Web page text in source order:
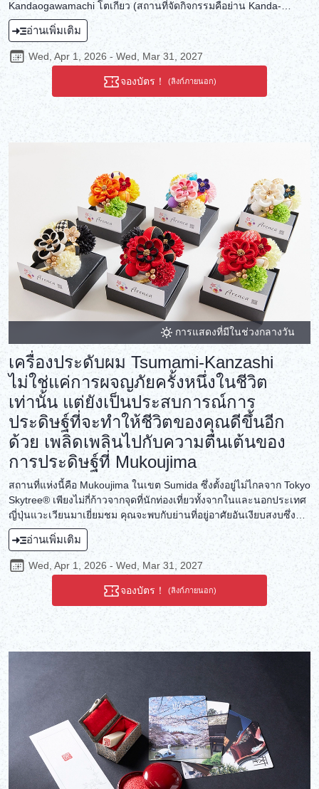
Kandaogawamachi โตเกียว (สถานที่จัดกิจกรรมคือย่าน Kanda-
Jinbocho) ตราประทับถูกใช้เป็นเครื่องมือในการรับรองมาตั้งแต่สมัย
โบราณ และยังเป็นวิธีการสำคัญในการแสดงเจตนาส่วนบุคคลของ
บุคคลอีกด้วย คุณสามารถสร้างผลงานศิลปะชิ้นเอกของคุณเองได้โดย
ใช้ตราประทับที่แกะสลักด้วยมือของคุณเองเพื่อประทับจดหมายภาพซึ่ง
เขียนด้วยลายมือของคุณเอง นับเป็นงานศิลปะชิ้นพิเศษที่มีเพียงหนึ่ง
เดียวในโลก การใช้เวลาในการสร้างตราประทับและจดหมายภาพที่เต็ม
ไปด้วยความคิดและความหวังส่วนตัวของคุณเป็นช่วงเวลาอันหรูหรา
ท่ามกลางความเงียบสงบที่สัมผัสได้เฉพาะที่นี่เท่านั้น
อ่านเพิ่มเติม
Wed, Apr 1, 2026 - Wed, Mar 31, 2027
จองบัตร！ (ลิงก์ภายนอก)
การแสดงที่มีในช่วงกลางวัน
เครื่องประดับผม Tsumami-Kanzashi
ไม่ใช่แค่การผจญภัยครั้งหนึ่งในชีวิต
เท่านั้น แต่ยังเป็นประสบการณ์การ
ประดิษฐ์ที่จะทำให้ชีวิตของคุณดีขึ้นอีก
ด้วย เพลิดเพลินไปกับความตื่นเต้นของ
การประดิษฐ์ที่ Mukoujima
สถานที่แห่งนี้คือ Mukoujima ในเขต Sumida ซึ่งตั้งอยู่ไม่ไกลจาก Tokyo
Skytree® เพียงไม่กี่ก้าวจากจุดที่นักท่องเที่ยวทั้งจากในและนอกประเทศ
ญี่ปุ่นแวะเวียนมาเยี่ยมชม คุณจะพบกับย่านที่อยู่อาศัยอันเงียบสงบซึ่ง
คุณจะได้พบกับ Kanzashi Sugino ที่นี่ คุณจะได้สัมผัสกับกิจกรรมการทำ
เครื่องประดับผม Tsumami-Kanzashi ซึ่งเป็นประเพณีที่สืบทอดมาตั้งแต่
สมัยเอโดะ คุณสามารถเพิ่มเครื่องประดับผม Tsumami-Kanzashi ที่เป็น
เอกลักษณ์ของคุณเองลงในแบรนด์ Arenca ดั้งเดิมของ Kanzashi
Sugino เพื่อสร้างผลิตภัณฑ์ที่มีชิ้นเดียวในโลก นอกจากจะสวมใส่เป็น
คันซาชิ (เครื่องประดับผม) ในวันเฉลิมฉลองพิเศษแล้ว คุณยังสามารถ
นำกลับบ้านในกรอบรูป Arenca ดั้งเดิมได้อีกด้วย ทำให้กลายเป็นของ
ตกแต่งภายในที่จะทำให้พื้นที่อยู่อาศัยของคุณสดใสขึ้นทุกวัน
อ่านเพิ่มเติม
Wed, Apr 1, 2026 - Wed, Mar 31, 2027
จองบัตร！ (ลิงก์ภายนอก)